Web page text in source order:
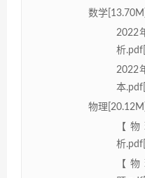
数学[13.70M]
2022
析
2022
本
物理[20.12M]
【
析
【